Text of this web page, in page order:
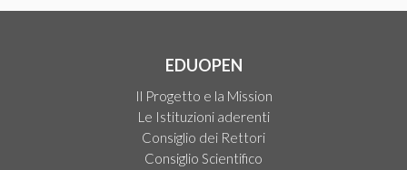
EDUOPEN
Il Progetto e la Mission
Le Istituzioni aderenti
Consiglio dei Rettori
Consiglio Scientifico